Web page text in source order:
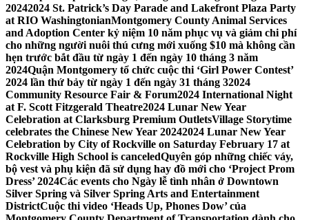
20242024 St. Patrick’s Day Parade and Lakefront Plaza Party
at RIO WashingtonianMontgomery County Animal Services
and Adoption Center kỷ niệm 10 năm phục vụ và giảm chi phí
cho những người nuôi thú cưng mới xuống $10 mà không cần
hẹn trước bắt đầu từ ngày 1 đến ngày 10 tháng 3 năm
2024Quận Montgomery tổ chức cuộc thi ‘Girl Power Contest’
2024 lần thứ bảy từ ngày 1 đến ngày 31 tháng 32024
Community Resource Fair & Forum2024 International Night
at F. Scott Fitzgerald Theatre2024 Lunar New Year
Celebration at Clarksburg Premium OutletsVillage Storytime
celebrates the Chinese New Year 20242024 Lunar New Year
Celebration by City of Rockville on Saturday February 17 at
Rockville High School is canceledQuyên góp những chiếc váy,
bộ vest và phụ kiện đã sử dụng hay đồ mới cho ‘Project Prom
Dress’ 2024Các events cho Ngày lễ tình nhân ở Downtown
Silver Spring và Silver Spring Arts and Entertainment
DistrictCuộc thi video ‘Heads Up, Phones Dow’ của